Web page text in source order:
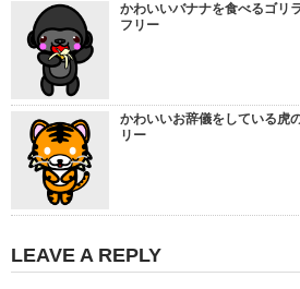
かわいいバナナを食べるゴリ
フリー
かわいいお辞儀をしている虎
リー
LEAVE A REPLY